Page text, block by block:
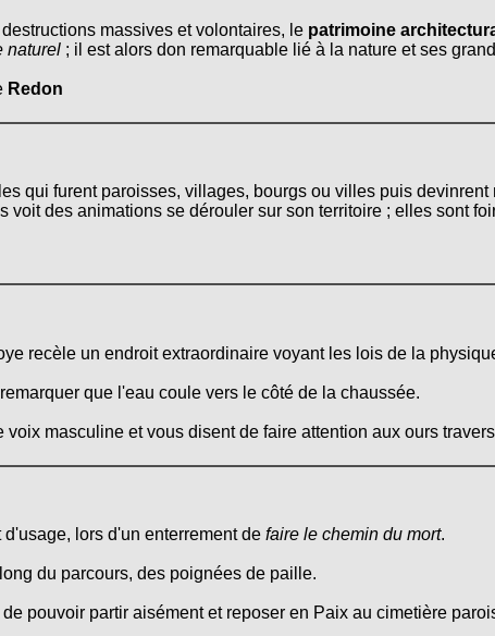
massives et volontaires, le patrimoine
naturel ; il est alors don remarquable lié à la nature et ses
Redon
qui furent paroisses, villages, bourgs ou villes puis
voit des animations se dérouler sur son territoire ; elles sont
recèle un endroit extraordinaire voyant les lois de la
que l'eau coule vers le côté de la chaussée.
masculine et vous disent de faire attention aux ours
lors d'un enterrement de faire le chemin du mort.
du parcours, des poignées de paille.
pouvoir partir aisément et reposer en Paix au cimetière